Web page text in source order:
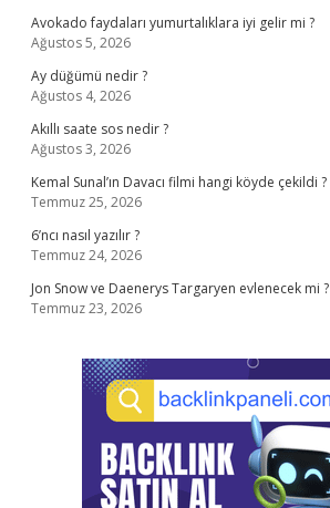
Avokado faydaları yumurtalıklara iyi gelir mi ?
Ağustos 5, 2026
Ay düğümü nedir ?
Ağustos 4, 2026
Akıllı saate sos nedir ?
Ağustos 3, 2026
Kemal Sunal’ın Davacı filmi hangi köyde çekildi ?
Temmuz 25, 2026
6’ncı nasıl yazılır ?
Temmuz 24, 2026
Jon Snow ve Daenerys Targaryen evlenecek mi ?
Temmuz 23, 2026